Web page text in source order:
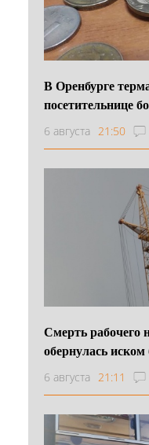
В Оренбурге
посетительнице
6 августа 21:50
Смерть рабочего
обернулась
6 августа 21:11